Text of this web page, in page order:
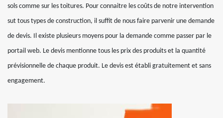
sols comme sur les toitures. Pour connaitre les coûts de notre intervention
sut tous types de construction, il suffit de nous faire parvenir une demande
de devis. Il existe plusieurs moyens pour la demande comme passer par le
portail web. Le devis mentionne tous les prix des produits et la quantité
prévisionnelle de chaque produit. Le devis est établi gratuitement et sans
engagement.